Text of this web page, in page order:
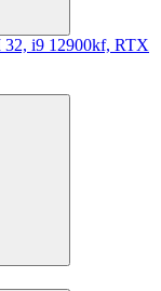
i9 12900kf, RTX